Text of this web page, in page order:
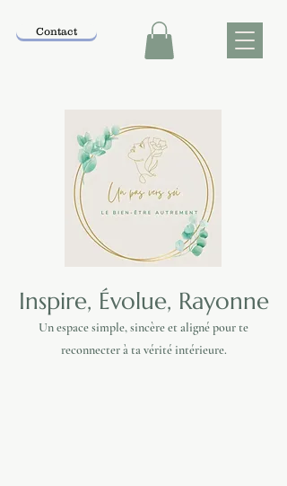
Contact
Inspire, Évolue, Rayonne
Un espace simple, sincère et aligné pour te
reconnecter à ta vérité intérieure.